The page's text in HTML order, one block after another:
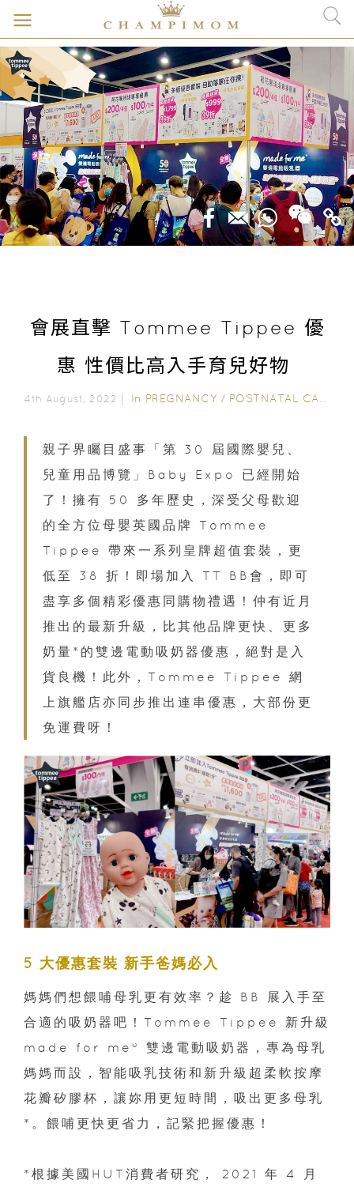
會展直擊 Tommee Tippee 優
惠 性價比高入手育兒好物
4th August, 2022｜ In PREGNANCY / POSTNATAL CARE
親子界矚目盛事「第 30 屆國際嬰兒、
兒童用品博覽」Baby Expo 已經開始
了！擁有 50 多年歷史，深受父母歡迎
的全方位母嬰英國品牌 Tommee
Tippee 帶來一系列皇牌超值套裝，更
低至 38 折！即場加入 TT BB會，即可
盡享多個精彩優惠同購物禮遇！仲有近月
推出的最新升級，比其他品牌更快、更多
奶量*的雙邊電動吸奶器優惠，絕對是入
貨良機！此外，Tommee Tippee 網
上旗艦店亦同步推出連串優惠，大部份更
免運費呀！
5 大優惠套裝 新手爸媽必入
媽媽們想餵哺母乳更有效率？趁 BB 展入手至
合適的吸奶器吧！Tommee Tippee 新升級
made for me® 雙邊電動吸奶器，專為母乳
媽媽而設，智能吸乳技術和新升級超柔軟按摩
花瓣矽膠杯，讓妳用更短時間，吸出更多母乳
*。餵哺更快更省力，記緊把握優惠！
*根據美國HUT消費者研究， 2021 年 4 月